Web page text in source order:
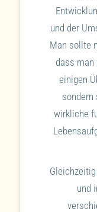
und der
Man sollte
dass man
einigen
wirkliche
und